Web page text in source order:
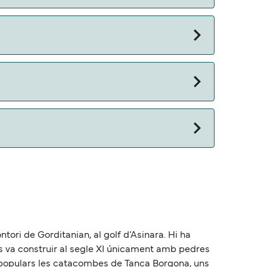
de Gorditanian, al golf d’Asinara. Hi ha
va construir al segle XI únicament amb pedres
les catacombes de Tanca Borgona, uns